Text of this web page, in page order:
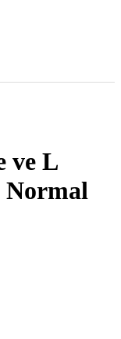
ve L
Normal